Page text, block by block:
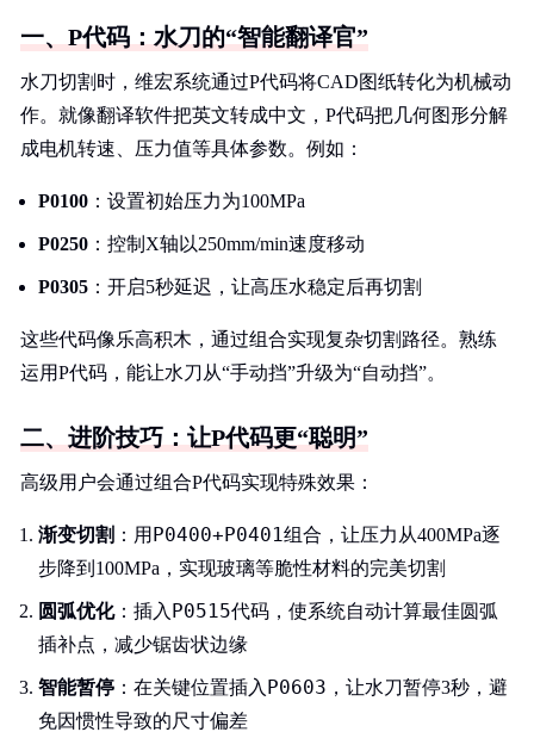
一、P代码：水刀的“智能翻译官”
水刀切割时，维宏系统通过P代码将CAD图纸转化为机械动
作。就像翻译软件把英文转成中文，P代码把几何图形分解
成电机转速、压力值等具体参数。例如：
P0100 ：设置初始压力为100MPa
P0250 ：控制X轴以250mm/min速度移动
P0305 ：开启5秒延迟，让高压水稳定后再切割
这些代码像乐高积木，通过组合实现复杂切割路径。熟练
运用P代码，能让水刀从“手动挡”升级为“自动挡”。
二、进阶技巧：让P代码更“聪明”
高级用户会通过组合P代码实现特殊效果：
渐变切割 ：用 P0400+P0401组合，让压力从400MPa逐
步降到100MPa，实现玻璃等脆性材料的完美切割
圆弧优化：插入 P0515代码，使系统自动计算最佳圆弧
插补点，减少锯齿状边缘
智能暂停 ：在关键位置插入 P0603 ，让水刀暂停3秒，避
免因惯性导致的尺寸偏差